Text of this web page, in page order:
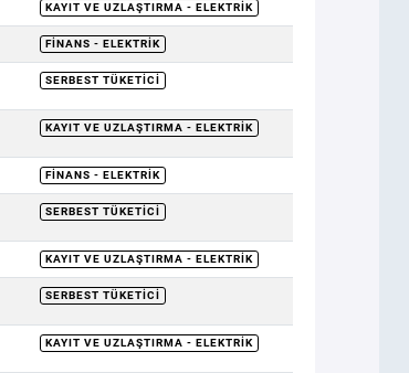
KAYIT VE UZLAŞTIRMA - ELEKTRIK
FINANS - ELEKTRIK
SERBEST TÜKETICI
KAYIT VE UZLAŞTIRMA - ELEKTRIK
FINANS - ELEKTRIK
SERBEST TÜKETICI
KAYIT VE UZLAŞTIRMA - ELEKTRIK
SERBEST TÜKETICI
KAYIT VE UZLAŞTIRMA - ELEKTRIK